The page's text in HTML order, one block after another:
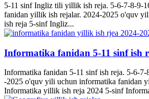
5-11 sinf Ingliz tili yillik ish reja. 5-6-7-8-9-
fanidan yillik ish rejalar. 2024-2025 o'quv
ish reja 5-sinf Ingliz...
Informatika fanidan 5-11 sinf ish
Informatika fanidan 5-11 sinf ish reja. 5-6-
-2025 o'quv yili uchun informatika fanidan
Informatika yillik ish reja 2024 5-sinf